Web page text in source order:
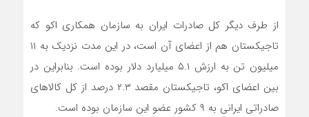
از طرف دیگر کل صادرات ایران به سازمان همکاری اکو که
تاجیکستان هم از اعضای آن است، در این مدت نزدیک به ۱۱
میلیون تن به ارزش ۵.۱ میلیارد دلار بوده است. بنابراین در
بین اعضای اکو، تاجیکستان مقصد ۲.۳ درصد از کل کالاهای
صادراتی ایرانی به ۹ کشور عضو این سازمان بوده است.